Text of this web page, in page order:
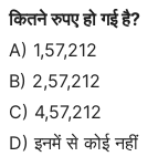
कितने रुपए हो गई है?
A) 1,57,212
B) 2,57,212
C) 4,57,212
D) इनमें से कोई नहीं